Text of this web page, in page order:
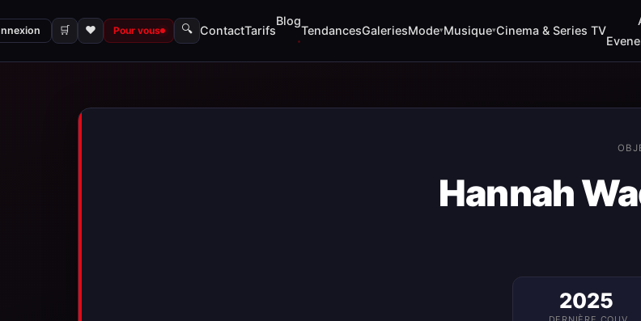
Cinema & Series TV
▾
Musique
▾
Mode
Galeries
Tendances
Blog
Tarifs
Contact
🔍
Pour vous
♥
🛒
Hannah
2025